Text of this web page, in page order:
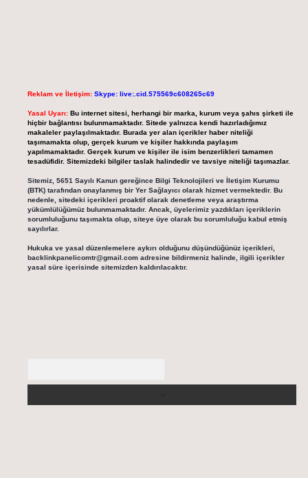
Reklam ve İletişim: Skype: live:.cid.575569c608265c69
Yasal Uyarı: Bu internet sitesi, herhangi bir marka, kurum veya şahıs şirketi ile
hiçbir bağlantısı bulunmamaktadır. Sitede yalnızca kendi hazırladığımız
makaleler paylaşılmaktadır. Burada yer alan içerikler haber niteliği
taşımamakta olup, gerçek kurum ve kişiler hakkında paylaşım
yapılmamaktadır. Gerçek kurum ve kişiler ile isim benzerlikleri tamamen
tesadüfidir. Sitemizdeki bilgiler taslak halindedir ve tavsiye niteliği taşımazlar.
Sitemiz, 5651 Sayılı Kanun gereğince Bilgi Teknolojileri ve İletişim Kurumu
(BTK) tarafından onaylanmış bir Yer Sağlayıcı olarak hizmet vermektedir. Bu
nedenle, sitedeki içerikleri proaktif olarak denetleme veya araştırma
yükümlülüğümüz bulunmamaktadır. Ancak, üyelerimiz yazdıkları içeriklerin
sorumluluğunu taşımakta olup, siteye üye olarak bu sorumluluğu kabul etmiş
sayılırlar.
Hukuka ve yasal düzenlemelere aykırı olduğunu düşündüğünüz içerikleri,
backlinkpanelicomtr@gmail.comadresine bildirmeniz halinde, ilgili içerikler
yasal süre içerisinde sitemizden kaldırılacaktır.